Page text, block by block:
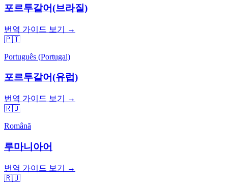
포르투갈어(브라질)
번역 가이드 보기 →
🇵🇹
Português (Portugal)
포르투갈어(유럽)
번역 가이드 보기 →
🇷🇴
Română
루마니아어
번역 가이드 보기 →
🇷🇺